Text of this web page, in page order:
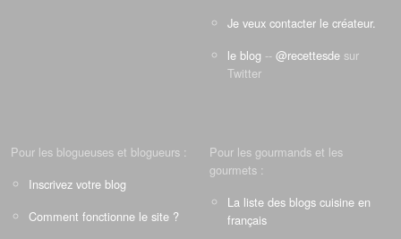
Je veux contacter le créateur.
le blog -- @recettesde sur
Twitter
Pour les blogueuses et blogueurs :
Inscrivez votre blog
Comment fonctionne le site ?
Pour les gourmands et les
gourmets :
La liste des blogs cuisine en
français